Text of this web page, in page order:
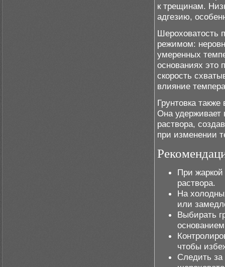
к трещинам.
адгезию,
Шероховатость
режимом:
умеренных
основаниях это
скорость
влияние
Грунтовка
Она удерживает
раствора,
при изменении
При жаркой
раствора.
На
или
Выбирать
чтобы
Следить